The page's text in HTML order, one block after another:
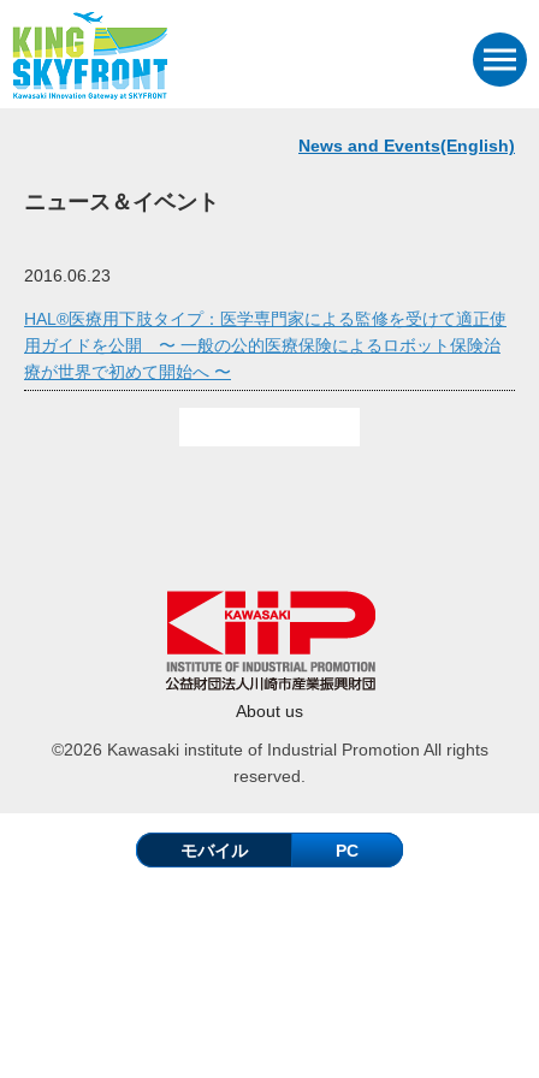
News and Events(English)
ニュース＆イベント
2016.06.23
HAL®医療用下肢タイプ：医学専門家による監修を受けて適正使
用ガイドを公開 〜 一般の公的医療保険によるロボット保険治
療が世界で初めて開始へ 〜
About us
©2026 Kawasaki institute of Industrial Promotion All rights
reserved.
モバイル PC